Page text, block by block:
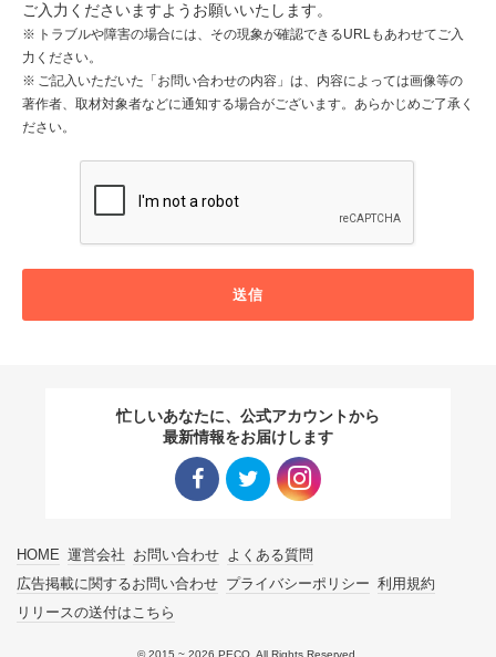
ご入力くださいますようお願いいたします。
トラブルや障害の場合には、その現象が確認できるURLもあわせてご入
力ください。
ご記入いただいた「お問い合わせの内容」は、内容によっては画像等の
著作者、取材対象者などに通知する場合がございます。あらかじめご了承く
ださい。
送信
忙しいあなたに、公式アカウントから
最新情報をお届けします
HOME 運営会社 お問い合わせ よくある質問
広告掲載に関するお問い合わせ プライバシーポリシー 利用規約
リリースの送付はこちら
© 2015 ~ 2026 PECO. All Rights Reserved.